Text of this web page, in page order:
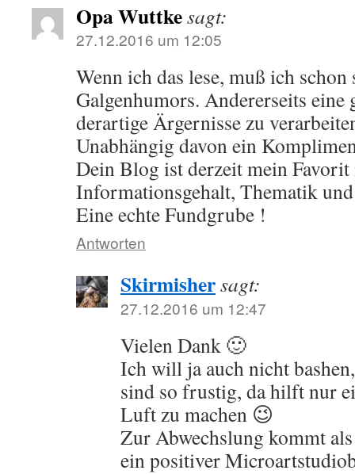
Opa Wuttkesagt:
27.12.2016 um 12:05
Wenn ich das lese, muß ich
Galgenhumors. Andererseits eine
derartige Ärgernisse zu
Unabhängig davon ein
Dein Blog ist derzeit mein Favorit
Informationsgehalt, Thematik
Eine echte Fundgrube !
Antworten
Skirmishersagt:
27.12.2016 um 12:47
Vielen Dank 🙂
Ich will ja auch nicht
sind so frustig, da hilft nur
Luft zu machen 😉
Zur Abwechslung kommt
ein positiver